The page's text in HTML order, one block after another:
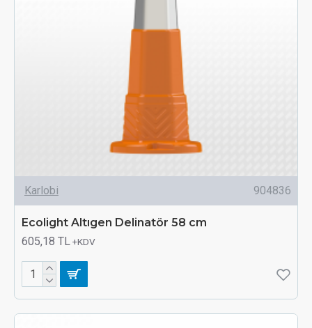
Karlobi 904836
Ecolight Altıgen Delinatör 58 cm
605,18 TL +KDV